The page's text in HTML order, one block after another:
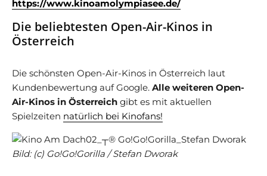
https://www.kinoamolympiasee.de/
Die beliebtesten Open-Air-Kinos in
Österreich
Die schönsten Open-Air-Kinos in Österreich laut
Kundenbewertung auf Google. Alle weiteren Open-
Air-Kinos in Österreich gibt es mit aktuellen
Spielzeiten natürlich bei Kinofans!
Bild: (c) Go!Go!Gorilla / Stefan Dworak